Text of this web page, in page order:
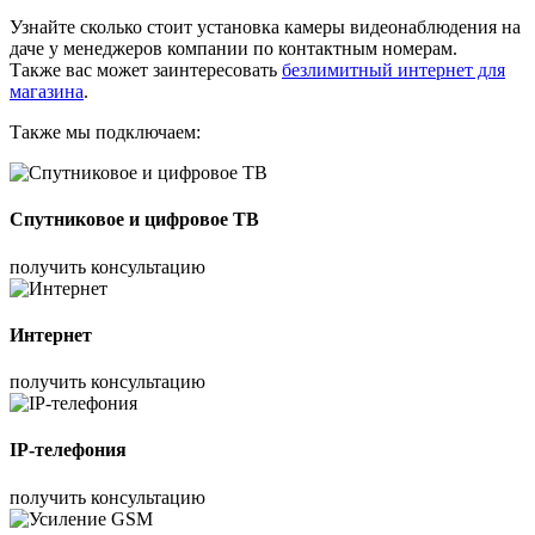
Узнайте сколько стоит установка камеры видеонаблюдения на
даче у менеджеров компании по контактным номерам.
Также вас может заинтересовать безлимитный интернет для
магазина.
Также мы подключаем:
Спутниковое и цифровое ТВ
получить консультацию
Интернет
получить консультацию
IP-телефония
получить консультацию